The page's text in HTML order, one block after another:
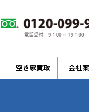
空き家買取 会社